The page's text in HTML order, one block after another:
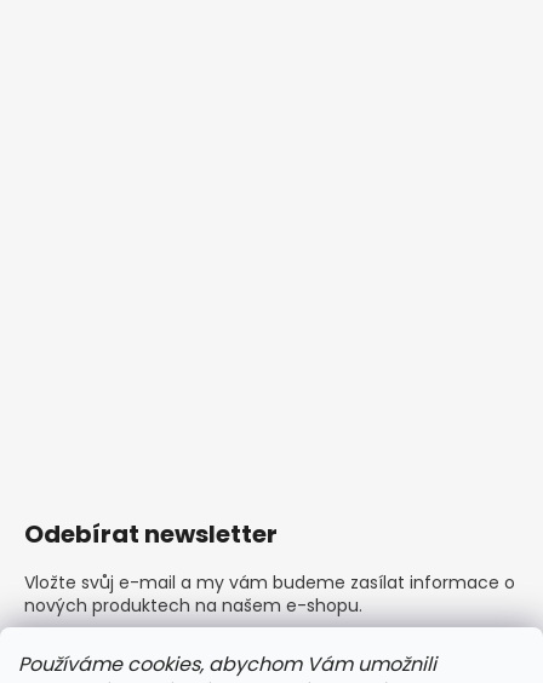
Používáme cookies, abychom Vám umožnili
Odebírat newsletter
Vložte svůj e-mail a my vám budeme zasílat informace o
nových produktech na našem e-shopu.